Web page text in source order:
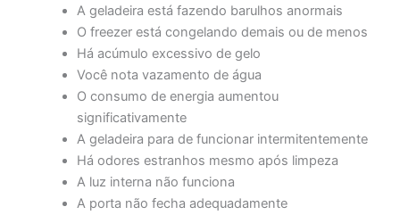
A geladeira está fazendo barulhos anormais
O freezer está congelando demais ou de menos
Há acúmulo excessivo de gelo
Você nota vazamento de água
O consumo de energia aumentou
significativamente
A geladeira para de funcionar intermitentemente
Há odores estranhos mesmo após limpeza
A luz interna não funciona
A porta não fecha adequadamente